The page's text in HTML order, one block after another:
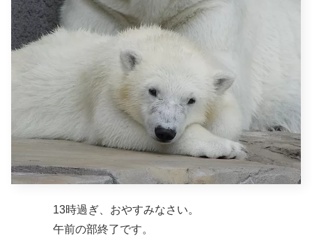
13時過ぎ、おやすみなさい。
午前の部終了です。